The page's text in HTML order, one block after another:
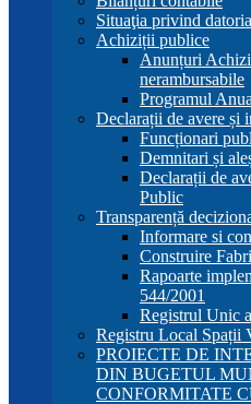
Situaţia privind
Achiziții publice
Anunțuri
nerambursabile
Programul
Declarații de avere și
Funcționari
Demnitari și
Declarații de
Public
Transparență
Informare si
Construire
Rapoarte
544/2001
Registrul Unic
Registru Local Spații
PROIECTE DE
DIN BUGETUL
CONFORMITATE